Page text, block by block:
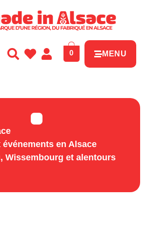
0 MENU
événements en Alsace
Wissembourg et alentours